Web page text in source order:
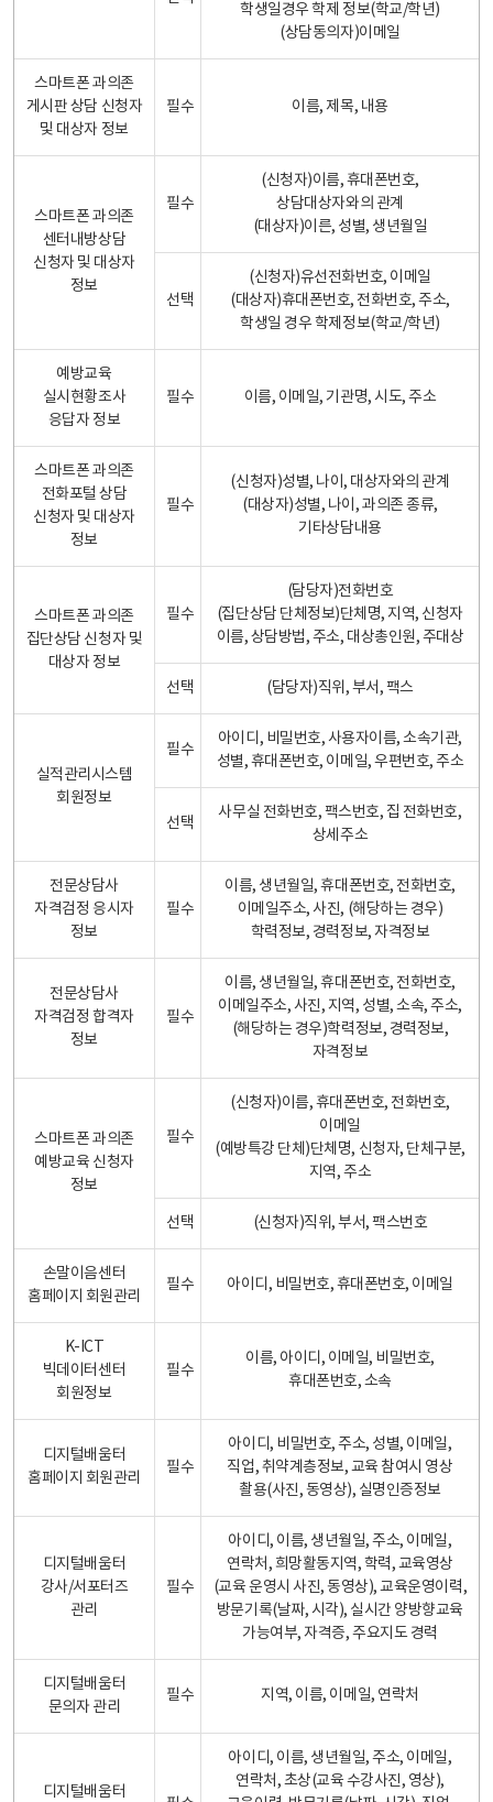
학생일경우 학제 정보(학교/학년)
(상담동의자)이메일
스마트폰 과의존
게시판 상담 신청자
및 대상자 정보
필수 이름, 제목, 내용
스마트폰 과의존
센터내방상담
신청자 및 대상자
정보
필수
(신청자)이름, 휴대폰번호,
상담대상자와의 관계
(대상자)이른, 성별, 생년월일
선택
(신청자)유선전화번호, 이메일
(대상자)휴대폰번호, 전화번호, 주소,
학생일 경우 학제정보(학교/학년)
예방교육
실시현황조사
응답자 정보
필수 이름, 이메일, 기관명, 시도, 주소
스마트폰 과의존
전화포털 상담
신청자 및 대상자
정보
필수
(신청자)성별, 나이, 대상자와의 관계
(대상자)성별, 나이, 과의존 종류,
기타상담내용
스마트폰 과의존
집단상담 신청자 및
대상자 정보
필수
(담당자)전화번호
(집단상담 단체정보)단체명, 지역, 신청자
이름, 상담방법, 주소, 대상총인원, 주대상
선택 (담당자)직위, 부서, 팩스
실적관리시스템
회원정보
필수
아이디, 비밀번호, 사용자이름, 소속기관,
성별, 휴대폰번호, 이메일, 우편번호, 주소
선택
사무실 전화번호, 팩스번호, 집 전화번호,
상세주소
전문상담사
자격검정 응시자
정보
필수
이름, 생년월일, 휴대폰번호, 전화번호,
이메일주소, 사진, (해당하는 경우)
학력정보, 경력정보, 자격정보
전문상담사
자격검정 합격자
정보
필수
이름, 생년월일, 휴대폰번호, 전화번호,
이메일주소, 사진, 지역, 성별, 소속, 주소,
(해당하는 경우)학력정보, 경력정보,
자격정보
스마트폰 과의존
예방교육 신청자
정보
필수
(신청자)이름, 휴대폰번호, 전화번호,
이메일
(예방특강 단체)단체명, 신청자, 단체구분,
지역, 주소
선택 (신청자)직위, 부서, 팩스번호
손말이음센터
홈페이지 회원관리
필수 아이디, 비밀번호, 휴대폰번호, 이메일
K-ICT
빅데이터센터
회원정보
필수
이름, 아이디, 이메일, 비밀번호,
휴대폰번호, 소속
디지털배움터
홈페이지 회원관리
필수
아이디, 비밀번호, 주소, 성별, 이메일,
직업, 취약계층정보, 교육 참여시 영상
촬용(사진, 동영상), 실명인증정보
디지털배움터
강사/서포터즈
관리
필수
아이디, 이름, 생년월일, 주소, 이메일,
연락처, 희망활동지역, 학력, 교육영상
(교육 운영시 사진, 동영상), 교육운영이력,
방문기록(날짜, 시각), 실시간 양방향교육
가능여부, 자격증, 주요지도 경력
디지털배움터
문의자 관리
필수 지역, 이름, 이메일, 연락처
디지털배움터
아이디, 이름, 생년월일, 주소, 이메일,
연락처, 초상(교육 수강사진, 영상),